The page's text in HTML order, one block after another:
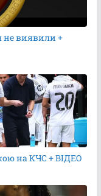
не виявили +
на КЧС + ВІДЕО